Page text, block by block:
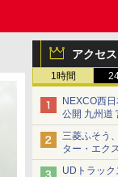
アクセ
1時間
NEXCO西
公開 九州道
車両を通行
三菱ふそう
ター・エク
ックベース
UDトラッ